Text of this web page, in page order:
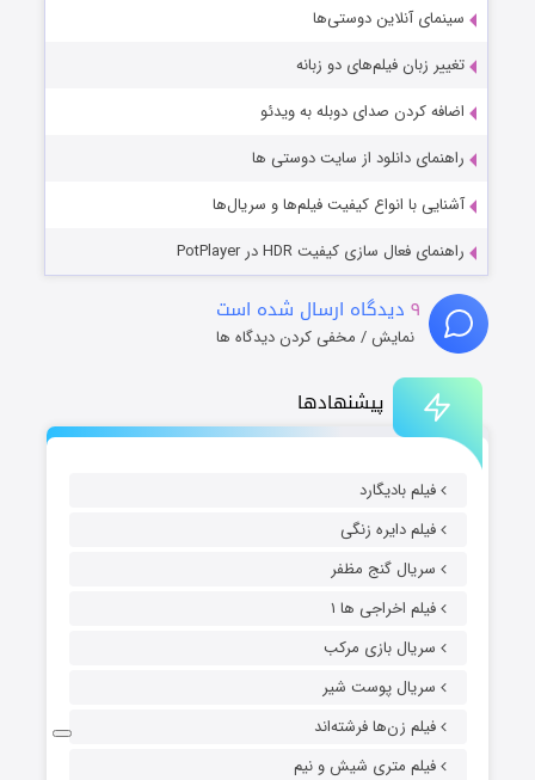
پیشنهادها
فیلم بادیگارد
فیلم دایره زنگی
سریال گنج مظفر
فیلم اخراجی ها ۱
سریال بازی مرکب
سریال پوست شیر
فیلم زن‌ها فرشته‌اند
فیلم متری شیش و نیم
سینمای آنلاین دوستی‌ها
تغییر زبان فیلم‌های دو زبانه
اضافه کردن صدای دوبله به ویدئو
راهنمای دانلود از سایت دوستی ها
آشنایی با انواع کیفیت فیلم‌ها و سریال‌ها
راهنمای فعال سازی کیفیت HDR در PotPlayer
۹ دیدگاه ارسال شده است
نمایش / مخفی کردن دیدگاه ها